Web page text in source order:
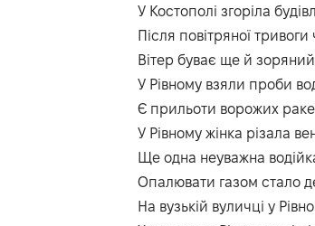
У Костополі згоріла
Після повітряної
Вітер буває ще й зоряний
У Рівному взяли проби
Є прильоти ворожих
У Рівному жінка різала
Ще одна неуважна
Опалювати газом стало
На вузькій вуличці у